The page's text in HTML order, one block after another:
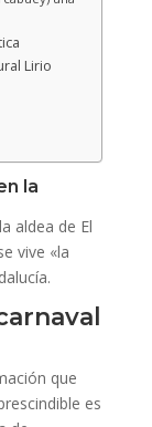
Lirio
la
aldea de El
vive «la
que
es